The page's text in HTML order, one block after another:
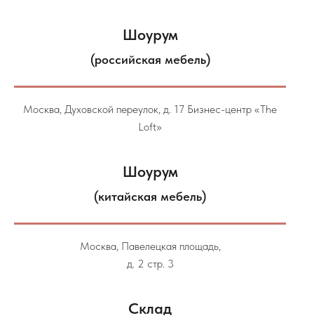
Шоурум
(российская мебель)
Москва, Духовской переулок, д. 17 Бизнес-центр «The
Loft»
Шоурум
(китайская мебель)
Москва, Павелецкая площадь,
д. 2 стр. 3
Склад